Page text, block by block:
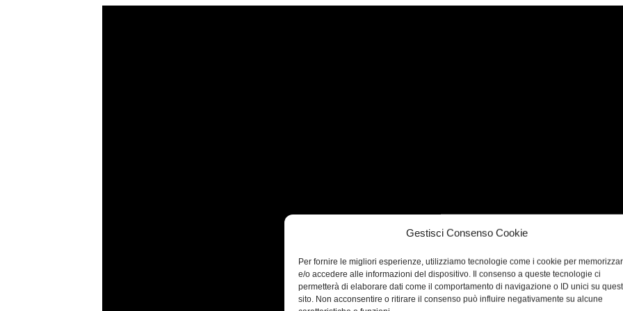
Gestisci Consenso Cookie
Per fornire le migliori esperienze, utilizziamo tecnologie come i cookie per
e/o accedere alle informazioni del dispositivo. Il consenso a queste tecnologie ci
permetterà di elaborare dati come il comportamento di navigazione o ID unici su
sito. Non acconsentire o ritirare il consenso può influire negativamente su alcune